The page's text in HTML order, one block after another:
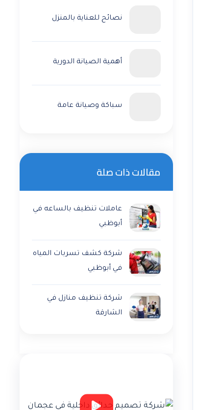
نصائح للعناية بالمنزل
أهمية الصيانة الدورية
سباكة وصيانة عامة
مقالات ذات صلة
عاملات تنظيف بالساعه في
أبوظبي
شركة كشف تسربات المياه
في أبوظبي
شركة تنظيف منازل في
الشارقة